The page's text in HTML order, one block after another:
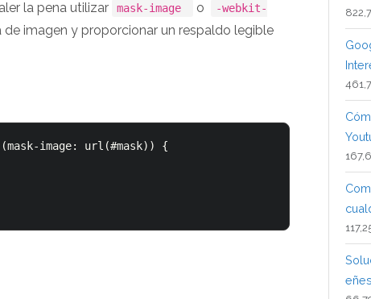
la pena utilizar
mask-image o
-webkit-
imagen y proporcionar un respaldo legible
image: url(#mask)) {